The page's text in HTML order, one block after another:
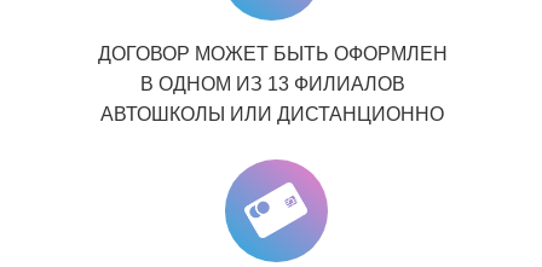
ДОГОВОР МОЖЕТ БЫТЬ ОФОРМЛЕН
В ОДНОМ ИЗ 13 ФИЛИАЛОВ
АВТОШКОЛЫ ИЛИ ДИСТАНЦИОННО